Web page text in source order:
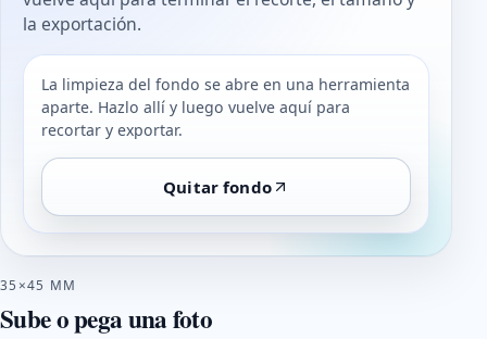
la exportación.
La limpieza del fondo se abre en una herramienta
aparte. Hazlo allí y luego vuelve aquí para
recortar y exportar.
Quitar fondo
35×45 MM
Sube o pega una foto